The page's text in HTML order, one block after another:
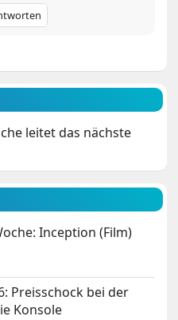
leitet das nächste
Inception (Film)
Preisschock bei der
Konsole